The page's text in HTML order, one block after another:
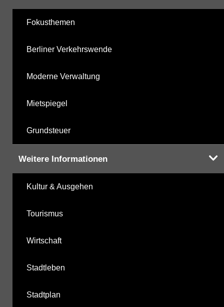
Fokusthemen
Berliner Verkehrswende
Moderne Verwaltung
Mietspiegel
Grundsteuer
Weitere Informationen
Kultur & Ausgehen
Tourismus
Wirtschaft
Stadtleben
Stadtplan